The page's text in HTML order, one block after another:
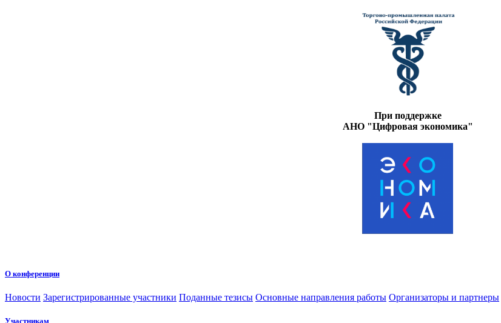
При поддержке
АНО "Цифровая экономика"
О конференции
Новости Зарегистрированные участники Поданные тезисы Основные направления работы Организаторы и партнеры
Участникам